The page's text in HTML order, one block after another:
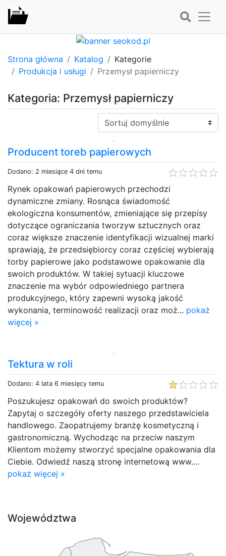
Strona główna Katalog
Kategorie
Produkcja i usługi
Przemysł papierniczy
Kategoria: Przemysł papierniczy
Sortuj:
Producent toreb papierowych
Dodano: 2 miesiące 4 dni temu
Rynek opakowań papierowych przechodzi
dynamiczne zmiany. Rosnąca świadomość
ekologiczna konsumentów, zmieniające się przepisy
dotyczące ograniczania tworzyw sztucznych oraz
coraz większe znaczenie identyfikacji wizualnej marki
sprawiają, że przedsiębiorcy coraz częściej wybierają
torby papierowe jako podstawowe opakowanie dla
swoich produktów. W takiej sytuacji kluczowe
znaczenie ma wybór odpowiedniego partnera
produkcyjnego, który zapewni wysoką jakość
wykonania, terminowość realizacji oraz moż... pokaż
więcej »
Tektura w roli
Dodano: 4 lata 6 miesięcy temu
Poszukujesz opakowań do swoich produktów?
Zapytaj o szczegóły oferty naszego przedstawiciela
handlowego. Zaopatrujemy branżę kosmetyczną i
gastronomiczną. Wychodząc na przeciw naszym
Klientom możemy stworzyć specjalne opakowania dla
Ciebie. Odwiedź naszą stronę internetową www....
pokaż więcej »
Województwa